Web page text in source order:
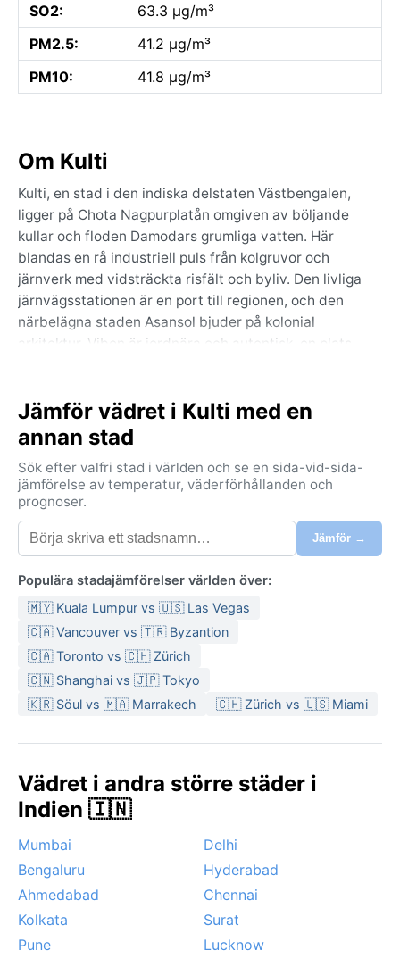
SO2:
63.3 µg/m³
PM2.5:
41.2 µg/m³
PM10:
41.8 µg/m³
Om Kulti
Kulti, en stad i den indiska delstaten Västbengalen,
ligger på Chota Nagpurplatån omgiven av böljande
kullar och floden Damodars grumliga vatten. Här
blandas en rå industriell puls från kolgruvor och
järnverk med vidsträckta risfält och byliv. Den livliga
järnvägsstationen är en port till regionen, och den
närbelägna staden Asansol bjuder på kolonial
arkitektur. Viben är jordnära och autentisk, en plats
Aw‑klassificering. Somrarna från mars till juni är heta
och kvava med temperaturer som ofta når 40 grader,
medan vintrarna från december till februari är milda
med dagstemperaturer runt 20–25 grader och svala
nätter på tio grader. Monsunen i juni till september för
med sig kraftiga regn och hög luftfuktighet. Packa
lätta bomullskläder och solhatt för värmen, ett
kyliga vinterkvällar.
Bästa tiden att utforska Kulti väderleksmässigt är
oktober till mars, efter monsunen då himlen är klar
och luften behagligt torr. Noterbara väderfenomen är
monsunregnet som kan orsaka lokala översvämningar,
samt heta, torra försommarveckor med värmeböljor.
obarmhärtiga solen dominerar försommaren. Undvik
Jämför vädret i Kulti med en
annan stad
Sök efter valfri stad i världen och se en sida-vid-sida-
jämförelse av temperatur, väderförhållanden och
prognoser.
Jämför →
Populära stadajämförelser världen över:
🇲🇾 Kuala Lumpur vs 🇺🇸 Las Vegas
🇨🇦 Vancouver vs 🇹🇷 Byzantion
🇨🇦 Toronto vs 🇨🇭 Zürich
🇨🇳 Shanghai vs 🇯🇵 Tokyo
🇰🇷 Söul vs 🇲🇦 Marrakech
🇨🇭 Zürich vs 🇺🇸 Miami
Vädret i andra större städer i
Indien 🇮🇳
Mumbai
Delhi
Bengaluru
Hyderabad
Ahmedabad
Chennai
Kolkata
Surat
Pune
Lucknow